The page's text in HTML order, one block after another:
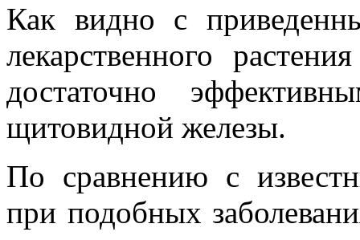
Как видно с
лекарственного
достаточно
щитовидной железы.
По сравнению с
при подобных